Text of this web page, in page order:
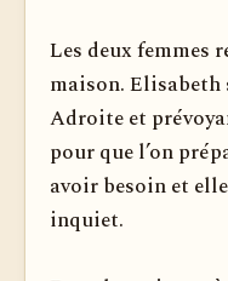
Les deux femmes
maison. Elisabeth
Adroite et
pour que l’on
avoir besoin et
inquiet.